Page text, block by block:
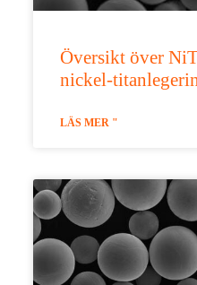
Översikt över
nickel-
LÄS MER "